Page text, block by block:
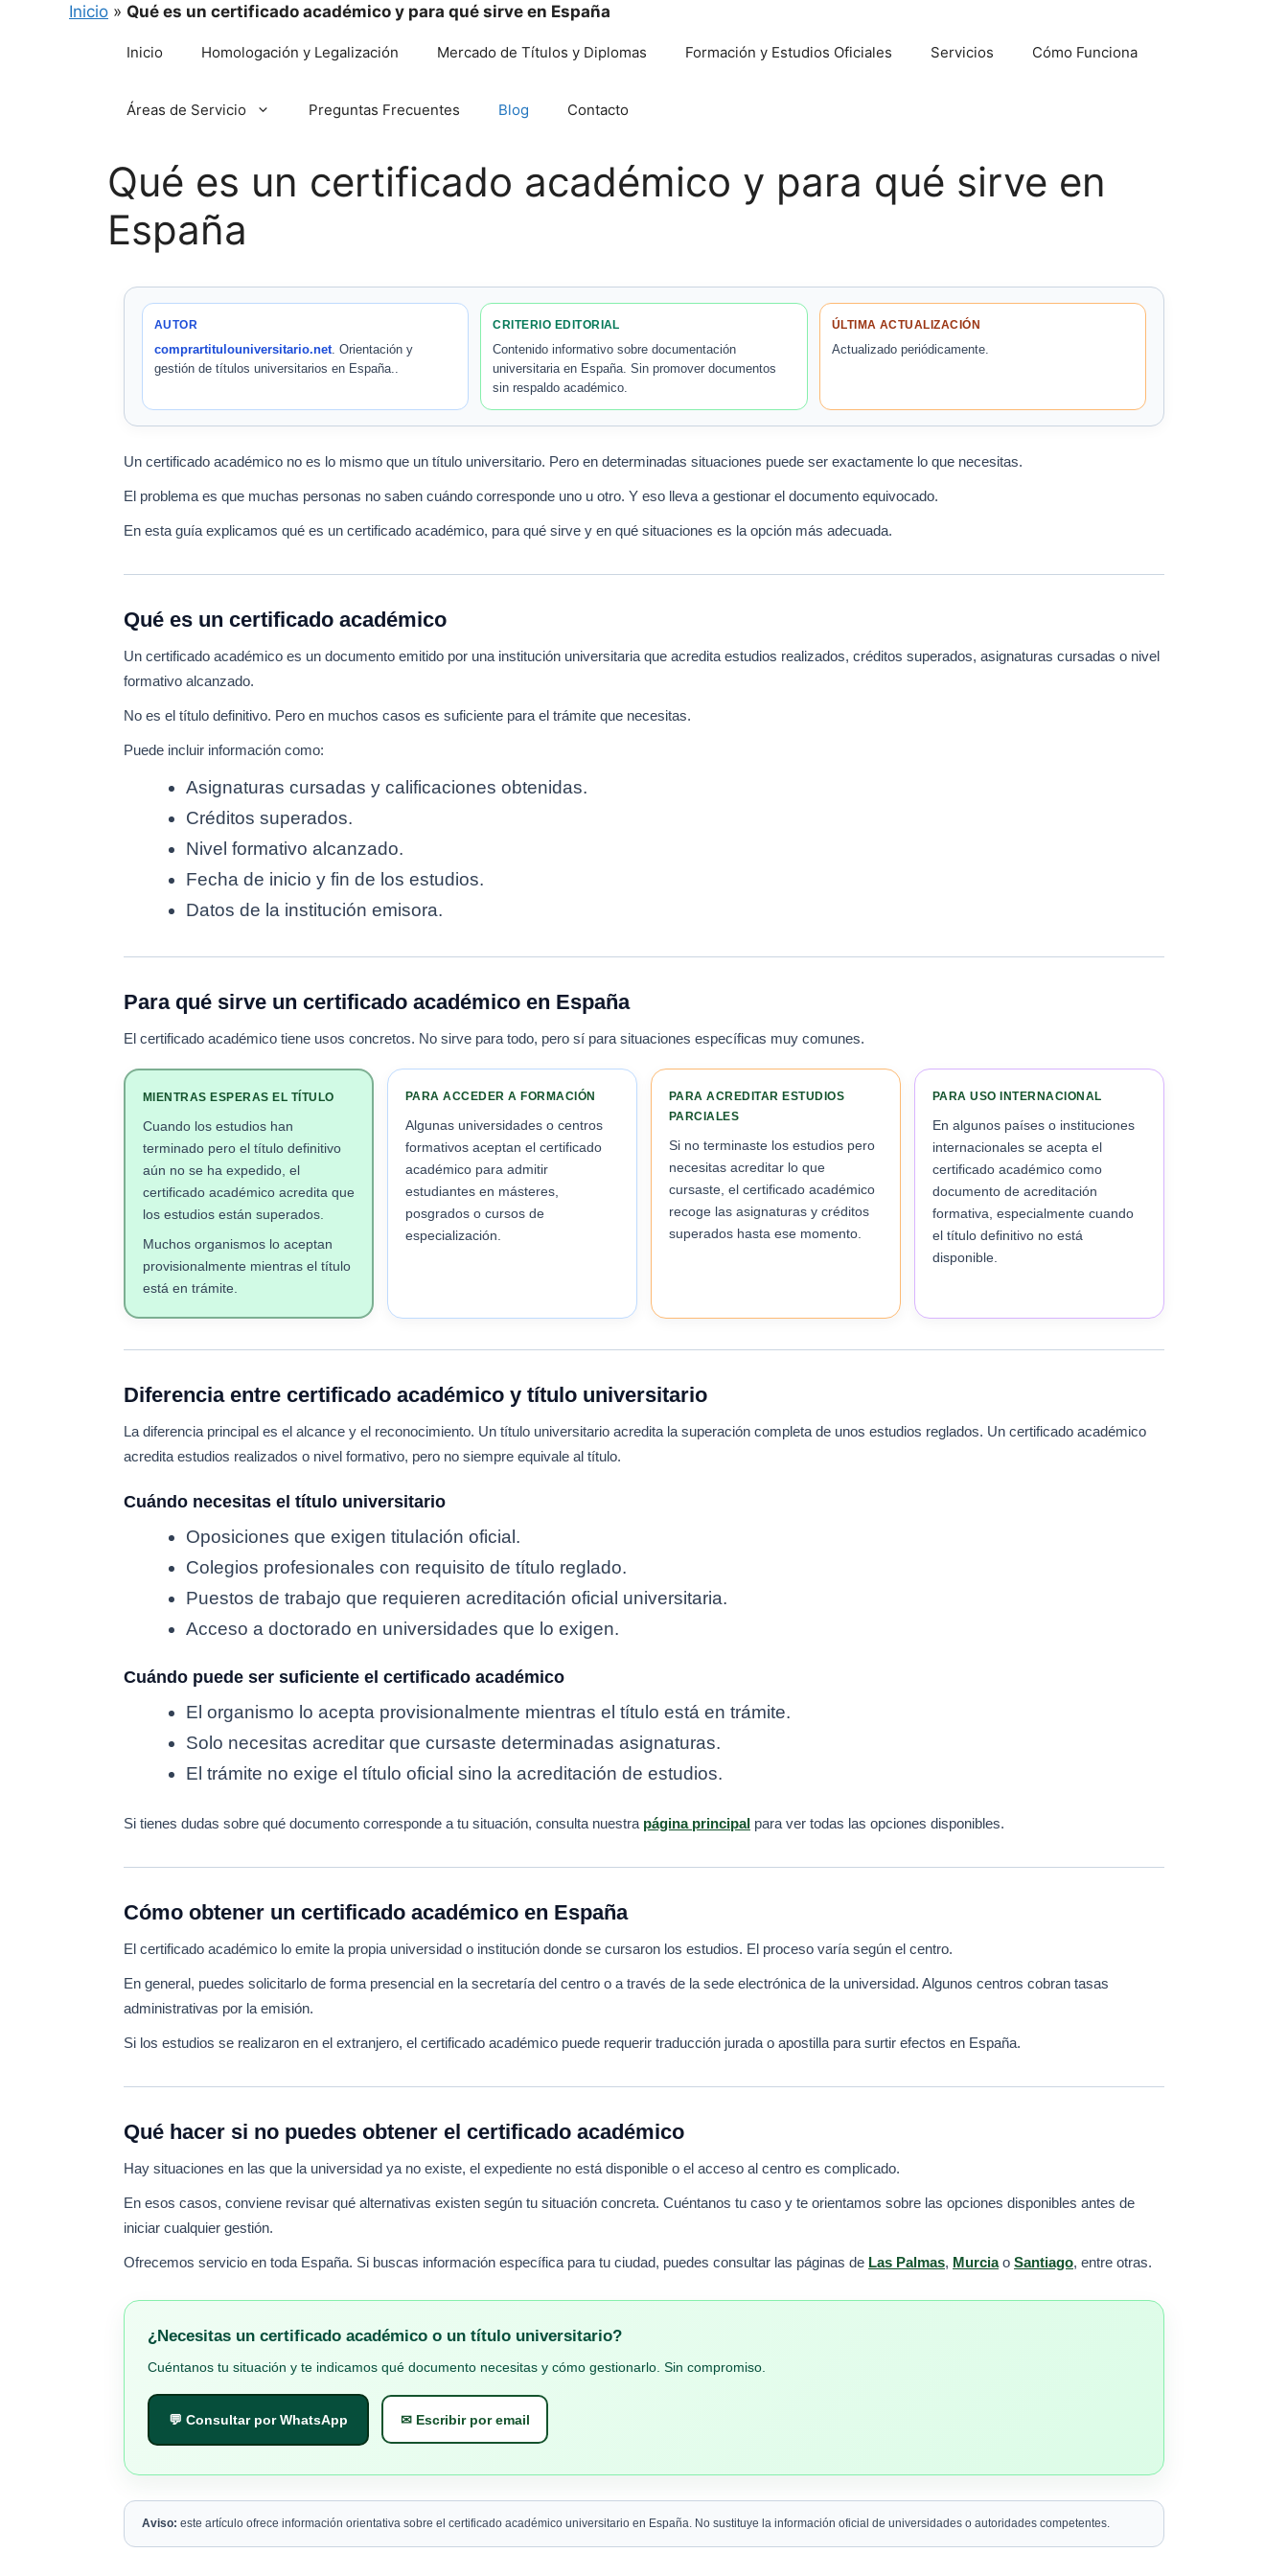
Inicio » Qué es un certificado académico y para qué sirve en España
Inicio Homologación y Legalización Mercado de Títulos y Diplomas Formación y Estudios Oficiales Servicios Cómo Funciona
Áreas de Servicio Preguntas Frecuentes Blog Contacto
Qué es un certificado académico y para qué sirve en
España
AUTOR
comprartitulouniversitario.net. Orientación y
gestión de títulos universitarios en España..
CRITERIO EDITORIAL
Contenido informativo sobre documentación
universitaria en España. Sin promover documentos
sin respaldo académico.
ÚLTIMA ACTUALIZACIÓN
Actualizado periódicamente.
Un certificado académico no es lo mismo que un título universitario. Pero en determinadas situaciones puede ser exactamente lo que necesitas.
El problema es que muchas personas no saben cuándo corresponde uno u otro. Y eso lleva a gestionar el documento equivocado.
En esta guía explicamos qué es un certificado académico, para qué sirve y en qué situaciones es la opción más adecuada.
Qué es un certificado académico
Un certificado académico es un documento emitido por una institución universitaria que acredita estudios realizados, créditos superados, asignaturas cursadas o nivel
formativo alcanzado.
No es el título definitivo. Pero en muchos casos es suficiente para el trámite que necesitas.
Puede incluir información como:
Asignaturas cursadas y calificaciones obtenidas.
Créditos superados.
Nivel formativo alcanzado.
Fecha de inicio y fin de los estudios.
Datos de la institución emisora.
Para qué sirve un certificado académico en España
El certificado académico tiene usos concretos. No sirve para todo, pero sí para situaciones específicas muy comunes.
MIENTRAS ESPERAS EL TÍTULO
Cuando los estudios han
terminado pero el título definitivo
aún no se ha expedido, el
certificado académico acredita que
los estudios están superados.
Muchos organismos lo aceptan
provisionalmente mientras el título
está en trámite.
PARA ACCEDER A FORMACIÓN
Algunas universidades o centros
formativos aceptan el certificado
académico para admitir
estudiantes en másteres,
posgrados o cursos de
especialización.
PARA ACREDITAR ESTUDIOS
PARCIALES
Si no terminaste los estudios pero
necesitas acreditar lo que
cursaste, el certificado académico
recoge las asignaturas y créditos
superados hasta ese momento.
PARA USO INTERNACIONAL
En algunos países o instituciones
internacionales se acepta el
certificado académico como
documento de acreditación
formativa, especialmente cuando
el título definitivo no está
disponible.
Diferencia entre certificado académico y título universitario
La diferencia principal es el alcance y el reconocimiento. Un título universitario acredita la superación completa de unos estudios reglados. Un certificado académico
acredita estudios realizados o nivel formativo, pero no siempre equivale al título.
Cuándo necesitas el título universitario
Oposiciones que exigen titulación oficial.
Colegios profesionales con requisito de título reglado.
Puestos de trabajo que requieren acreditación oficial universitaria.
Acceso a doctorado en universidades que lo exigen.
Cuándo puede ser suficiente el certificado académico
El organismo lo acepta provisionalmente mientras el título está en trámite.
Solo necesitas acreditar que cursaste determinadas asignaturas.
El trámite no exige el título oficial sino la acreditación de estudios.
Si tienes dudas sobre qué documento corresponde a tu situación, consulta nuestra página principal para ver todas las opciones disponibles.
Cómo obtener un certificado académico en España
El certificado académico lo emite la propia universidad o institución donde se cursaron los estudios. El proceso varía según el centro.
En general, puedes solicitarlo de forma presencial en la secretaría del centro o a través de la sede electrónica de la universidad. Algunos centros cobran tasas
administrativas por la emisión.
Si los estudios se realizaron en el extranjero, el certificado académico puede requerir traducción jurada o apostilla para surtir efectos en España.
Qué hacer si no puedes obtener el certificado académico
Hay situaciones en las que la universidad ya no existe, el expediente no está disponible o el acceso al centro es complicado.
En esos casos, conviene revisar qué alternativas existen según tu situación concreta. Cuéntanos tu caso y te orientamos sobre las opciones disponibles antes de
iniciar cualquier gestión.
Ofrecemos servicio en toda España. Si buscas información específica para tu ciudad, puedes consultar las páginas de Las Palmas, Murciao Santiago, entre otras.
¿Necesitas un certificado académico o un título universitario?
Cuéntanos tu situación y te indicamos qué documento necesitas y cómo gestionarlo. Sin compromiso.
💬 Consultar por WhatsApp ✉ Escribir por email
Aviso: este artículo ofrece información orientativa sobre el certificado académico universitario en España. No sustituye la información oficial de universidades o autoridades competentes.